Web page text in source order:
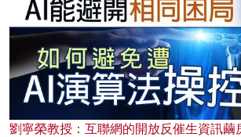
劉寧榮教授：互聯網的開放反催生資訊繭